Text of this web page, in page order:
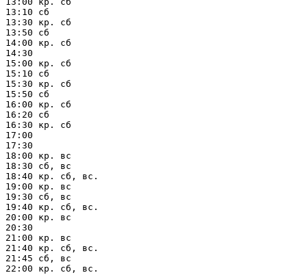
13:10 сб
13:30 кр. сб
13:50 сб
14:00 кр. сб
14:30
15:00 кр. сб
15:10 сб
15:30 кр. сб
15:50 сб
16:00 кр. сб
16:20 сб
16:30 кр. сб
17:00
17:30
18:00 кр. вс
18:30 сб, вс
18:40 кр. сб, вс.
19:00 кр. вс
19:30 сб, вс
19:40 кр. сб, вс.
20:00 кр. вс
20:30
21:00 кр. вс
21:40 кр. сб, вс.
21:45 сб, вс
22:00 кр. сб, вс.